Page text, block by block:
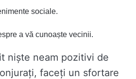
sociale.
a vă cunoaște vecinii.
niște neam pozitivi de
faceți un sfortare